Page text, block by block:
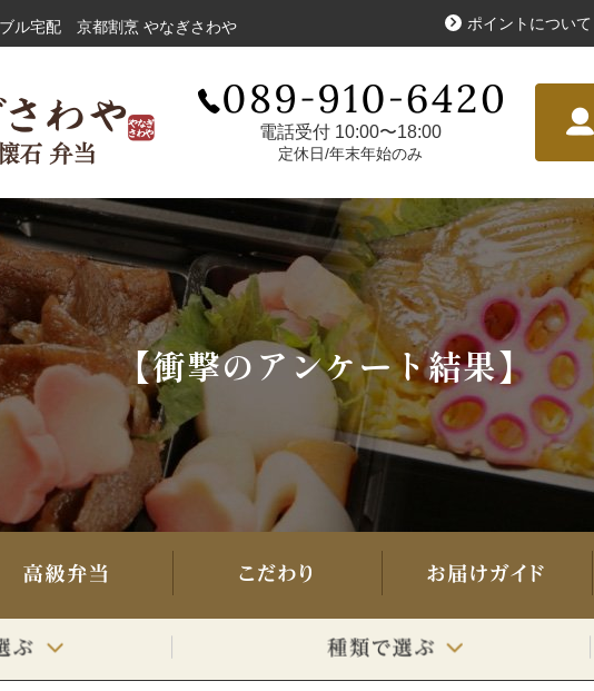
ル宅配 京都割烹 やなぎさわや ポイントについて
電話受付 10:00〜18:00
定休日/年末年始のみ
【衝撃のアンケート結果】
寿司・盛り合わせ こだわり お届けガイド
シリーズで選ぶ 種類で選ぶ